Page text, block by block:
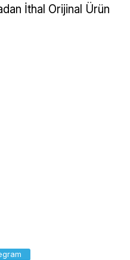
İthal Orijinal Ürün